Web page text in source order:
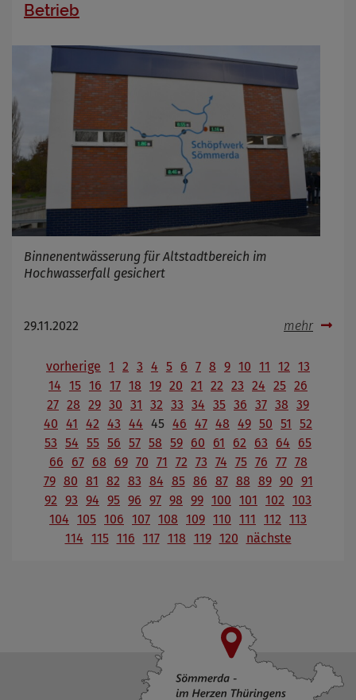
Betrieb
Binnenentwässerung für Altstadtbereich im
Hochwasserfall gesichert
29.11.2022 mehr
vorherige 1 2 3 4 5 6 7 8 9 10 11 12 13
14 15 16 17 18 19 20 21 22 23 24 25 26
27 28 29 30 31 32 33 34 35 36 37 38 39
40 41 42 43 44 45 46 47 48 49 50 51
52
53 54 55 56 57 58 59 60 61 62 63 64
65
66
67 68 69 70 71 72 73 74 75 76 77 78
79 80 81 82 83 84 85 86 87 88 89 90 91
92 93 94 95 96 97 98 99 100 101 102 103
104 105 106 107 108 109 110 111 112 113
114 115 116 117 118 119 120 nächste